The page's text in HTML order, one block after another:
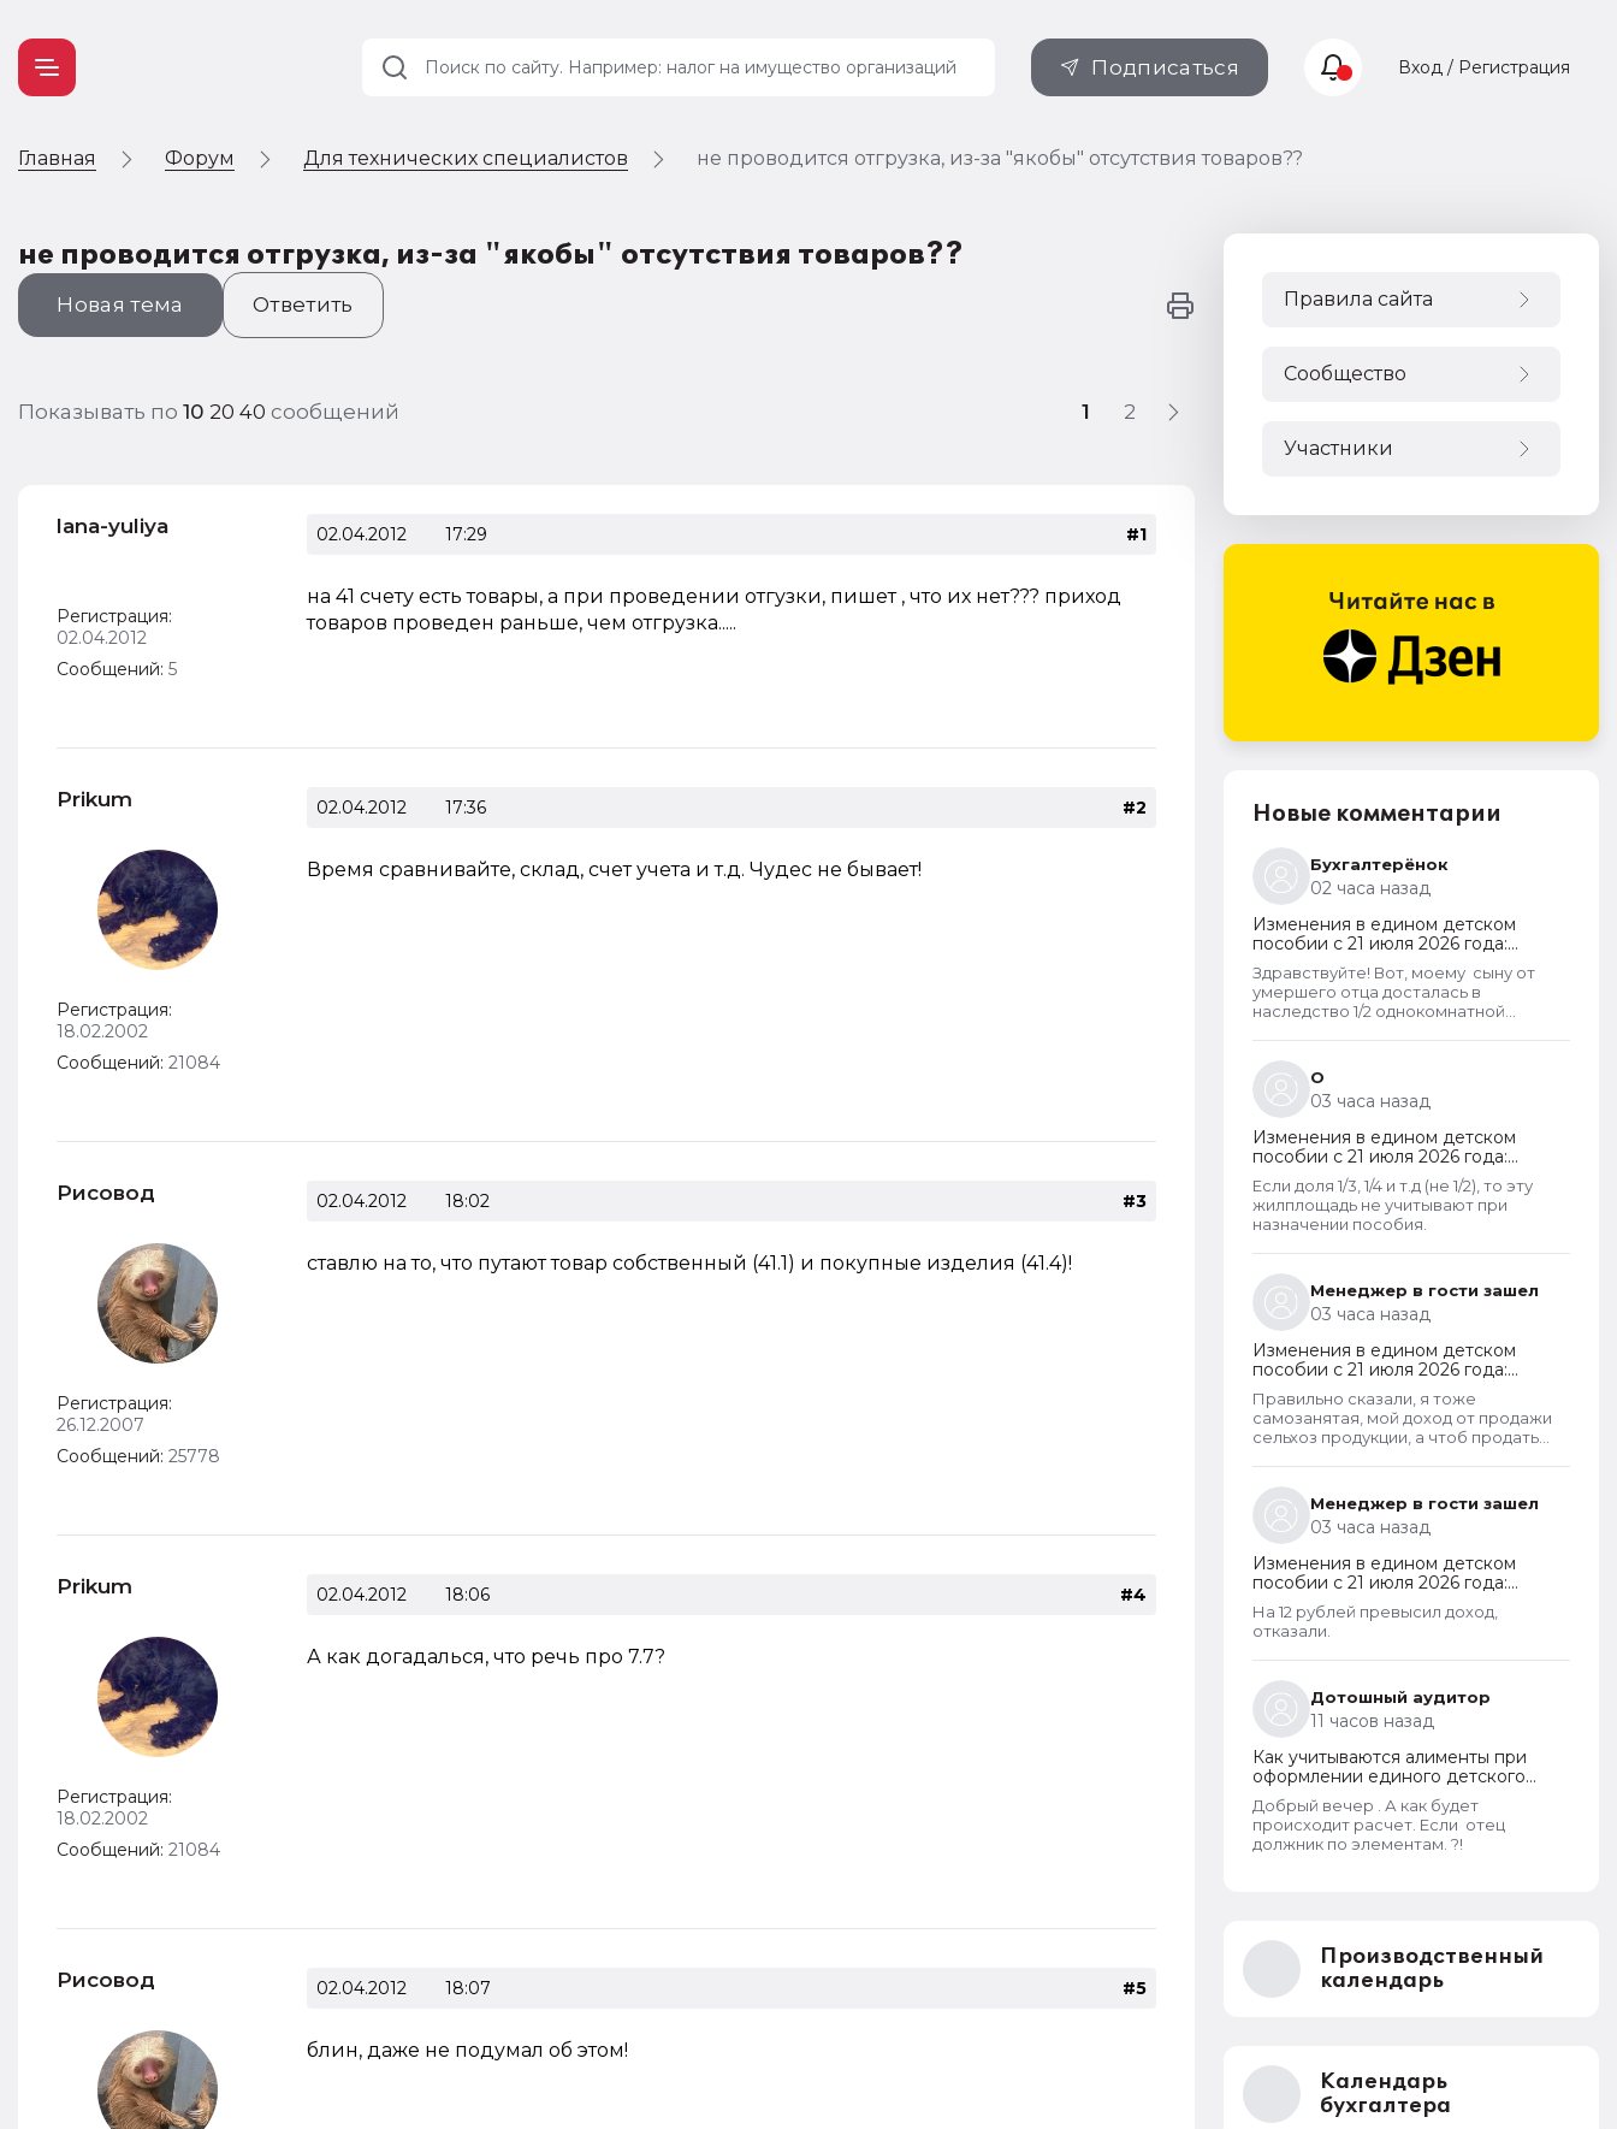
Подписаться Вход / Регистрация
Главная Форум Для технических специалистов не проводится отгрузка, из-за "якобы" отсутствия товаров??
не проводится отгрузка, из-за "якобы" отсутствия товаров??
Новая тема Ответить
Показывать по 10 20 40 сообщений 1 2
lana-yuliya
Регистрация:
02.04.2012
Сообщений: 5
02.04.2012 17:29 #1
на 41 счету есть товары, а при проведении отгузки, пишет , что их нет??? приход
товаров проведен раньше, чем отгрузка.....
Prikum
Регистрация:
18.02.2002
Сообщений: 21084
02.04.2012 17:36 #2
Время сравнивайте, склад, счет учета и т.д. Чудес не бывает!
Рисовод
Регистрация:
26.12.2007
Сообщений: 25778
02.04.2012 18:02 #3
ставлю на то, что путают товар собственный (41.1) и покупные изделия (41.4)!
Prikum
Регистрация:
18.02.2002
Сообщений: 21084
02.04.2012 18:06 #4
А как догадалься, что речь про 7.7?
Рисовод 02.04.2012 18:07 #5
блин, даже не подумал об этом!
Правила сайта
Сообщество
Участники
Новые комментарии
Бухгалтерёнок
02 часа назад
Изменения в едином детском
пособии с 21 июля 2026 года:
пересмотр правила нулевого
дохода и новый порядок
оформления пособий по месту
пребывания
Здравствуйте! Вот, моему сыну от
умершего отца досталась в
наследство 1/2 однокомнатной
Отказ пришёл сразу. Несправедливо,
что унаследованные доли наследства
играют роль.
О
03 часа назад
Изменения в едином детском
пособии с 21 июля 2026 года:
пересмотр правила нулевого
дохода и новый порядок
оформления пособий по месту
пребывания
Если доля 1/3, 1/4 и т.д (не 1/2), то эту
жилплощадь не учитывают при
назначении пособия.
Менеджер в гости зашел
03 часа назад
Изменения в едином детском
пособии с 21 июля 2026 года:
пересмотр правила нулевого
дохода и новый порядок
оформления пособий по месту
пребывания
Правильно сказали, я тоже
самозанятая, мой доход от продажи
сельхоз продукции, а чтоб продать
животинкамиМенеджер в гости зашел
03 часа назад
Изменения в едином детском
пособии с 21 июля 2026 года:
пересмотр правила нулевого
дохода и новый порядок
оформления пособий по месту
пребывания
На 12 рублей превысил доход,
отказали.
Дотошный аудитор
11 часов назад
Как учитываются алименты при
оформлении единого детского
пособия в 2026 году
Добрый вечер . А как будет
происходит расчет. Если отец
должник по элементам. ?!
Производственный
календарь
Календарь
бухгалтера
Учет и